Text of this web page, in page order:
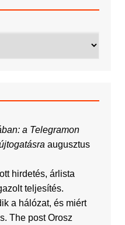
a Telegramon
augusztus
hirdetés, árlista
teljesítés.
a hálózat, és miért
The post Orosz